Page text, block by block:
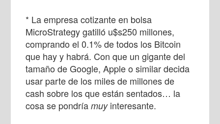
* La empresa cotizante en bolsa
MicroStrategy gatilló u$s250 millones,
comprando el 0.1% de todos los Bitcoin
que hay y habrá. Con que un gigante del
tamaño de Google, Apple o similar decida
usar parte de los miles de millones de
cash sobre los que están sentados… la
cosa se pondríamuyinteresante.